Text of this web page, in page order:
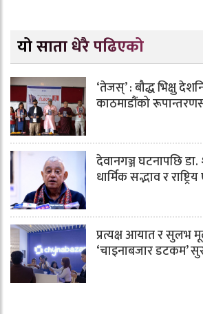
यो साता धेरै पढिएको
‘तेजस्’ : बौद्ध भिक्षु
काठमाडौंको
देवानगञ्ज घटनापछि
धार्मिक सद्भाव र
प्रत्यक्ष आयात र सुलभ
‘चाइनाबजार डटकम’